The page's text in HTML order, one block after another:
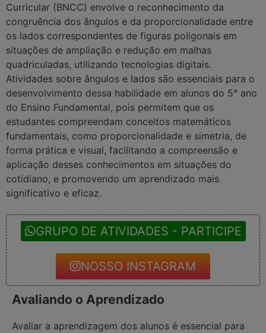
Curricular (BNCC) envolve o reconhecimento da
congruência dos ângulos e da proporcionalidade entre
os lados correspondentes de figuras poligonais em
situações de ampliação e redução em malhas
quadriculadas, utilizando tecnologias digitais.
Atividades sobre ângulos e lados são essenciais para o
desenvolvimento dessa habilidade em alunos do 5° ano
do Ensino Fundamental, pois permitem que os
estudantes compreendam conceitos matemáticos
fundamentais, como proporcionalidade e simetria, de
forma prática e visual, facilitando a compreensão e
aplicação desses conhecimentos em situações do
cotidiano, e promovendo um aprendizado mais
significativo e eficaz.
GRUPO DE ATIVIDADES - PARTICIPE
NOSSO INSTAGRAM
Avaliando o Aprendizado
Avaliar a aprendizagem dos alunos é essencial para